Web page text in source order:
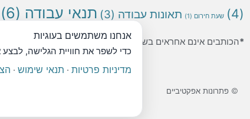
(4)
שעת חירום (1) תאונות עבודה (3) תנאי עבודה (6)
*הכותבים אינם אחראים בשום מקרה לשימוש שנעשה במידע
© פתרונות אפקטיביים
אנחנו משתמשים בעוגיות
כדי לשפר את חוויית הגלישה,
מדיניות פרטיות · תנאי שימוש ·